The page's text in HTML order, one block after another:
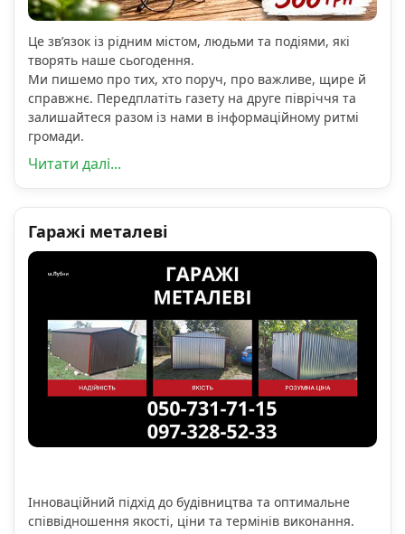
Це зв’язок із рідним містом, людьми та подіями, які
творять наше сьогодення.
Ми пишемо про тих, хто поруч, про важливе, щире й
справжнє. Передплатіть газету на друге півріччя та
залишайтеся разом із нами в інформаційному ритмі
громади.
Читати далі...
Гаражі металеві
Інноваційний підхід до будівництва та оптимальне
співвідношення якості, ціни та термінів виконання.